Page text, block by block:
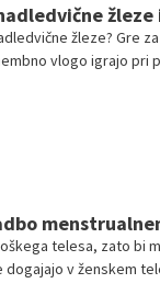
žleze
žleze? Gre
vlogo igrajo pri
telesa, zato bi
v ženskem